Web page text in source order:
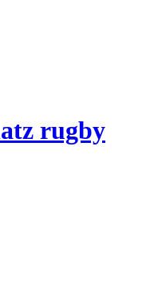
rugby